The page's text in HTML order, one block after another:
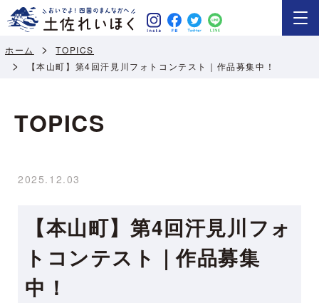
ホーム
TOPICS
【本山町】第4回汗見川フォトコンテスト｜作品募集中！
TOPICS
2025.12.03
【本山町】第4回汗見川フォ
トコンテスト｜作品募集
中！